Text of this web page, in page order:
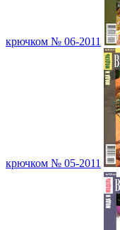
крючком № 06-2011
крючком № 05-2011